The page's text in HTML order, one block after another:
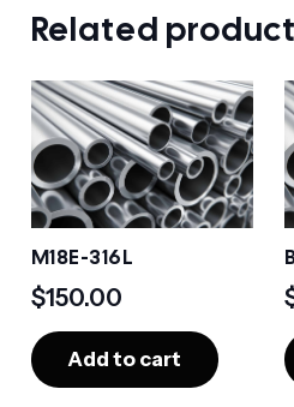
Related
M18E-316L
$150.00
Add to cart